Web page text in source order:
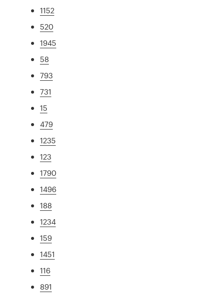
1152
520
1945
58
793
731
15
479
1235
123
1790
1496
188
1234
159
1451
116
891